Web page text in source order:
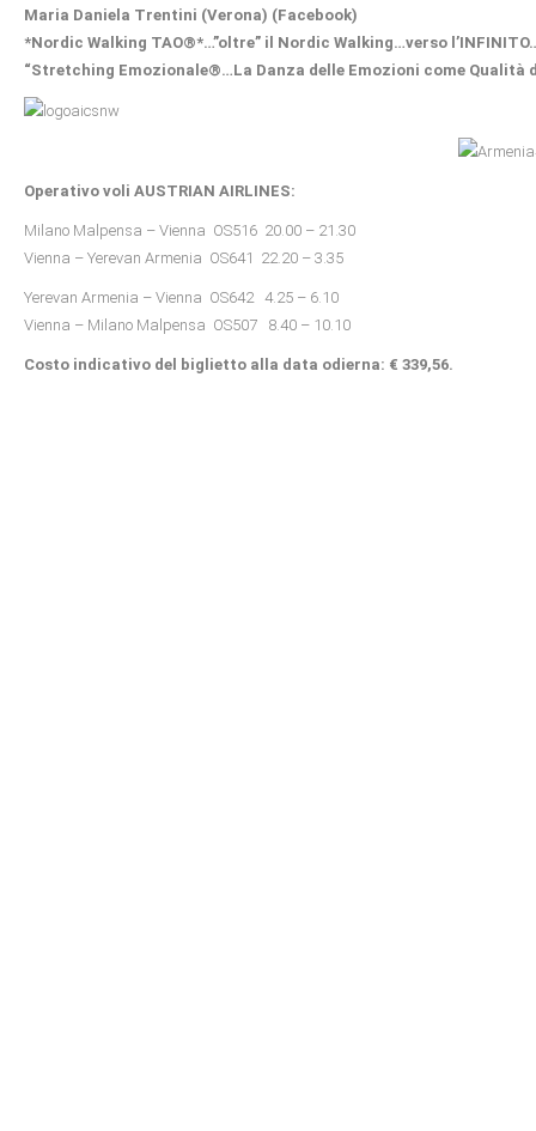
Maria Daniela Trentini (Verona) (Facebook)
*Nordic Walking TAO®*…”oltre” il Nordic Walking…verso
“Stretching Emozionale®…La Danza delle Emozioni come Qualità
Operativo voli AUSTRIAN AIRLINES:
Milano Malpensa – Vienna OS516 20.00 – 21.30
Vienna – Yerevan Armenia OS641 22.20 – 3.35
Yerevan Armenia – Vienna OS642 4.25 – 6.10
Vienna – Milano Malpensa OS507 8.40 – 10.10
Costo indicativo del biglietto alla data odierna: € 339,56.